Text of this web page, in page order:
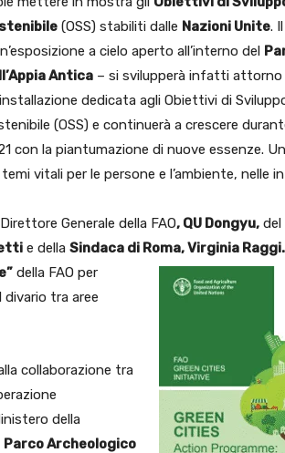
(OSS) stabiliti dalle Nazioni Unite.
a cielo aperto all’interno del
Antica – si svilupperà infatti attorno
dedicata agli Obiettivi di
(OSS) e continuerà a crescere
con la piantumazione di nuove essenze.
vitali per le persone e l’ambiente, nelle
Generale della FAO, QU Dongyu, del
e della Sindaca di Roma,Virginia Raggi.
della FAO per
divario tra aree
collaborazione tra
della
Parco Archeologico